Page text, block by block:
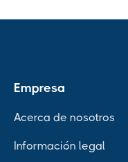
Empresa
Acerca de nosotros
Información legal